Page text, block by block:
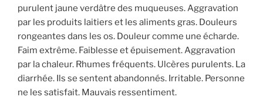
purulent jaune verdâtre des muqueuses. Aggravation
par les produits laitiers et les aliments gras. Douleurs
rongeantes dans les os. Douleur comme une écharde.
Faim extrême. Faiblesse et épuisement. Aggravation
par la chaleur. Rhumes fréquents. Ulcères purulents. La
diarrhée. Ils se sentent abandonnés. Irritable. Personne
ne les satisfait. Mauvais ressentiment.